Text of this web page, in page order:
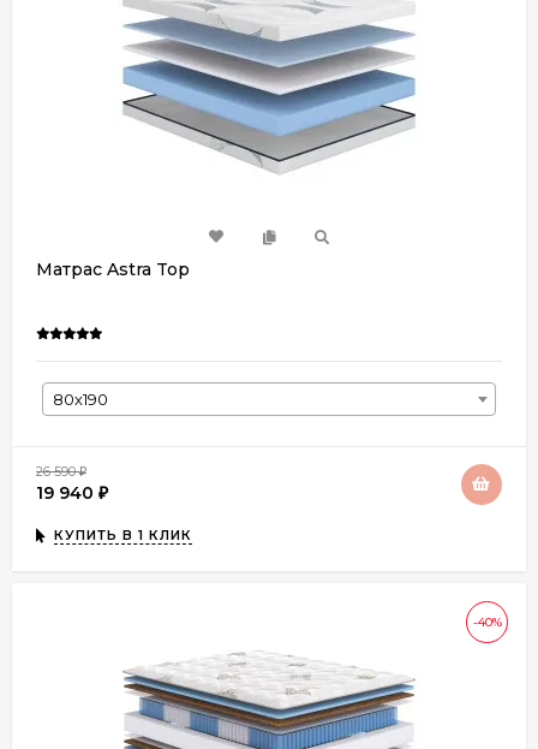
Матрас Astra Top
80х190
26 590₽
19 940 ₽
КУПИТЬ В 1 КЛИК
-40%